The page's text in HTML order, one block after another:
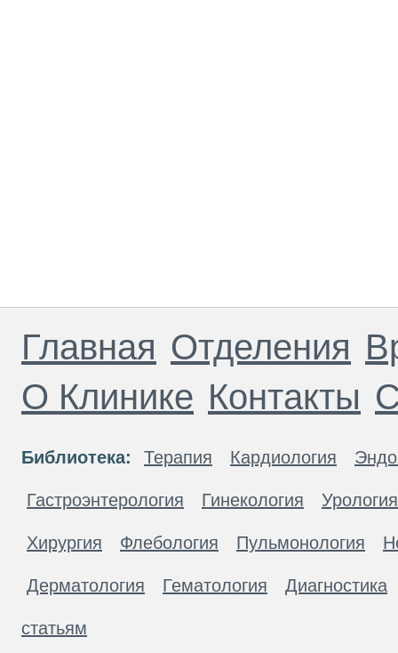
Главная Отделения
О Клинике Контакты
Библиотека: Терапия Кардиология
Гастроэнтерология Гинекология Урология
Хирургия Флебология Пульмонология
Дерматология Гематология Диагностика
статьям